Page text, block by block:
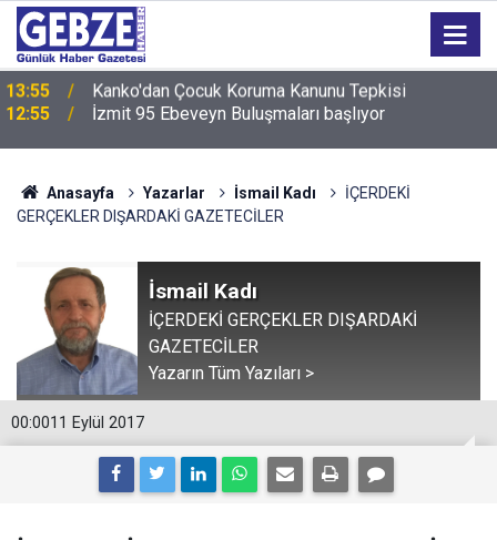
12:55 İzmit 95 Ebeveyn Buluşmaları başlıyor
Anasayfa Yazarlar İsmail Kadı
İÇERDEKİ
GERÇEKLER DIŞARDAKİ GAZETECİLER
İsmail Kadı
İÇERDEKİ GERÇEKLER DIŞARDAKİ
GAZETECİLER
Yazarın Tüm Yazıları >
00:0011 Eylül 2017